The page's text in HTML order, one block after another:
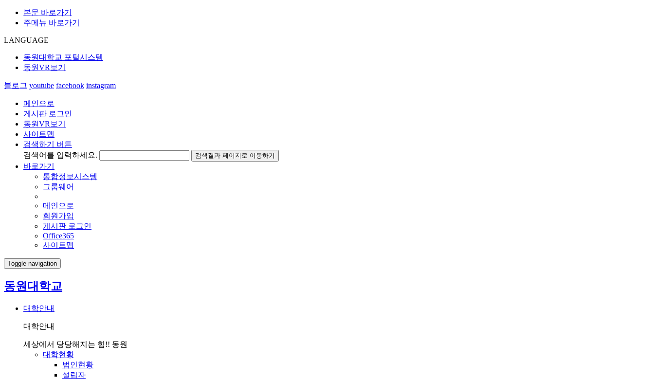
본문 바로가기
주메뉴 바로가기
LANGUAGE
동원대학교 포털시스템
동원VR보기
블로그 youtube facebook instagram
메인으로
게시판 로그인
동원VR보기
사이트맵
검색하기 버튼
검색어를 입력하세요.
검색결과 페이지로 이동하기
바로가기
통합정보시스템
그룹웨어
메인으로
회원가입
게시판 로그인
Office365
사이트맵
Toggle navigation
동원대학교
대학안내
대학안내
세상에서 당당해지는 힘!! 동원
대학현황
법인현황
설립자